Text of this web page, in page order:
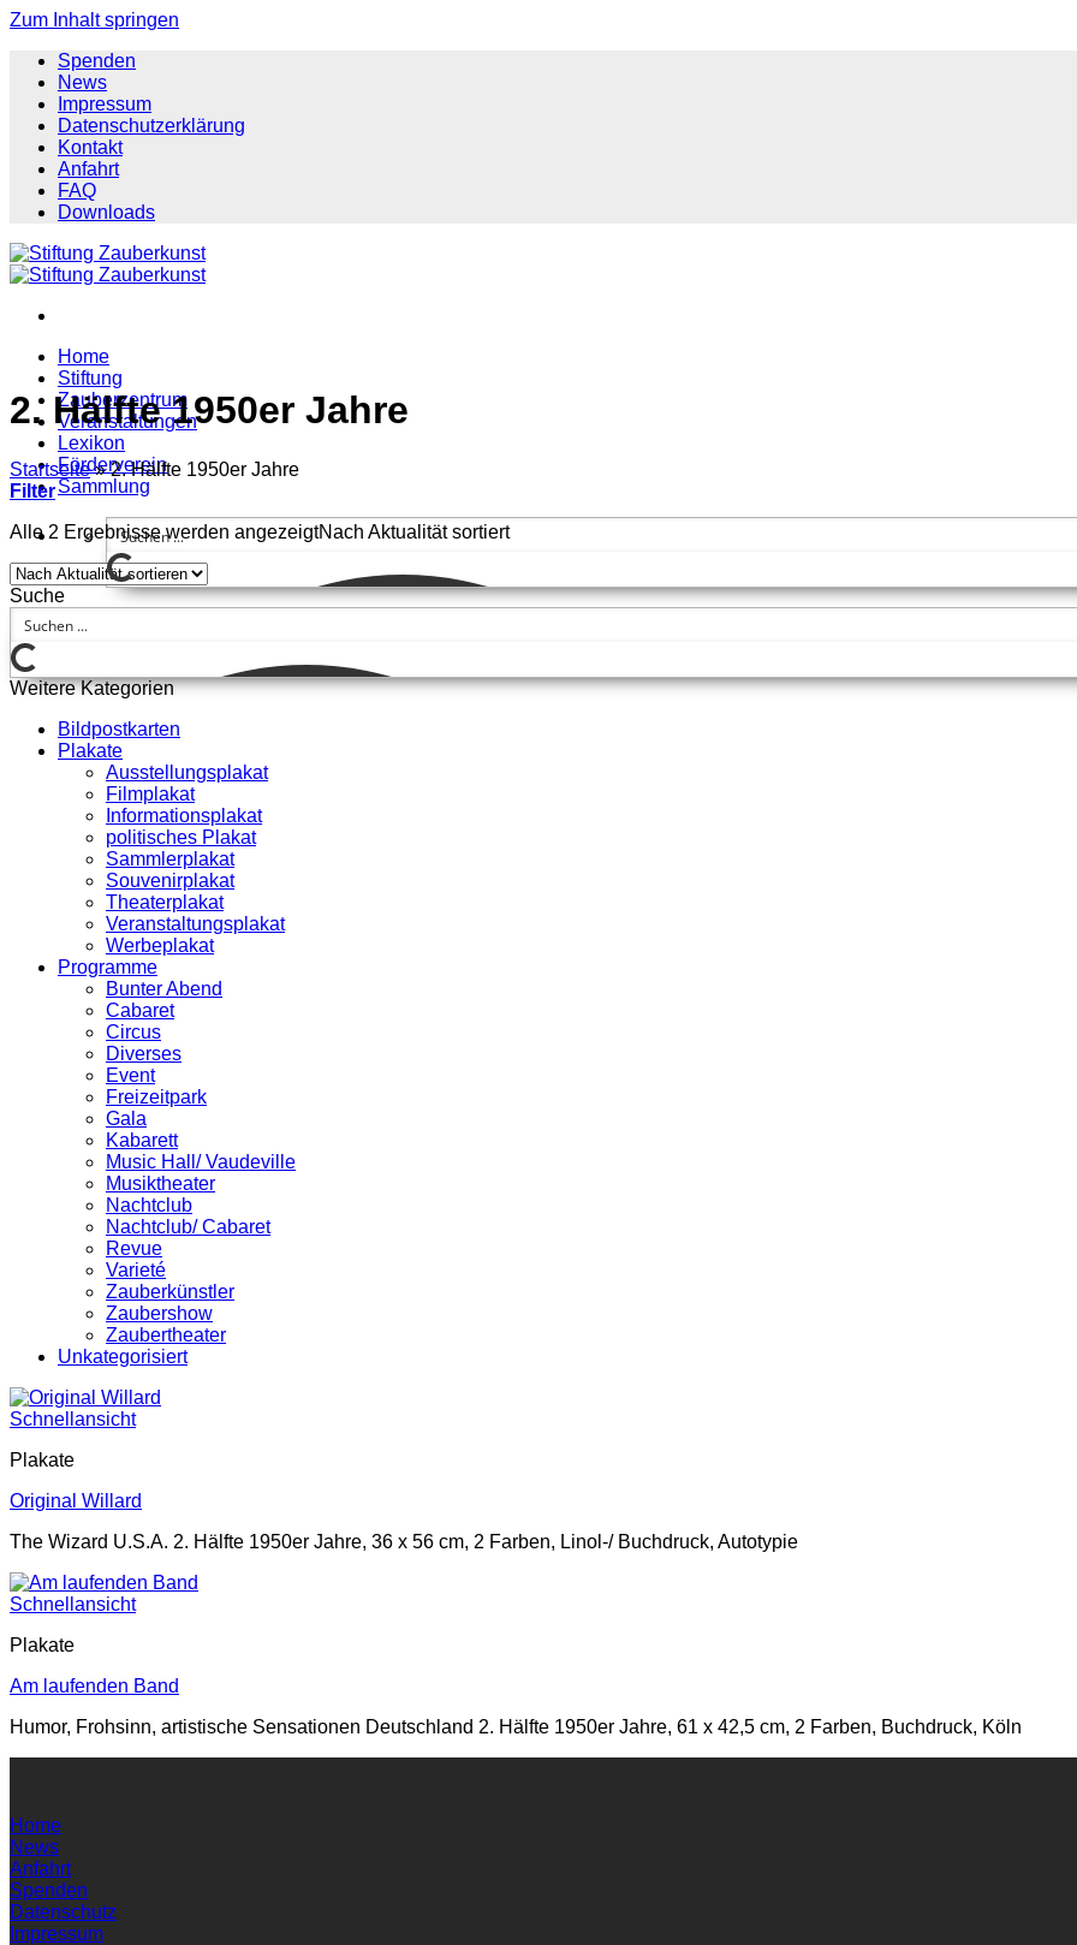
Zum Inhalt springen
Spenden
News
Impressum
Datenschutzerklärung
Kontakt
Anfahrt
FAQ
Downloads
Home
Stiftung
Zauberzentrum
Veranstaltungen
Lexikon
Förderverein
Sammlung
2. Hälfte 1950er Jahre
Startseite » 2. Hälfte 1950er Jahre
Filter
Alle 2 Ergebnisse werden angezeigtNach Aktualität sortiert
Suche
Weitere Kategorien
Bildpostkarten
Plakate
Ausstellungsplakat
Filmplakat
Informationsplakat
politisches Plakat
Sammlerplakat
Souvenirplakat
Theaterplakat
Veranstaltungsplakat
Werbeplakat
Programme
Bunter Abend
Cabaret
Circus
Diverses
Event
Freizeitpark
Gala
Kabarett
Music Hall/ Vaudeville
Musiktheater
Nachtclub
Nachtclub/ Cabaret
Revue
Varieté
Zauberkünstler
Zaubershow
Zaubertheater
Unkategorisiert
Schnellansicht
Plakate
Original Willard
The Wizard U.S.A. 2. Hälfte 1950er Jahre, 36 x 56 cm, 2 Farben, Linol-/ Buchdruck, Autotypie
Schnellansicht
Plakate
Am laufenden Band
Humor, Frohsinn, artistische Sensationen Deutschland 2. Hälfte 1950er Jahre, 61 x 42,5 cm, 2 Farben, Buchdruck, Köln
Home
News
Anfahrt
Spenden
Datenschutz
Impressum